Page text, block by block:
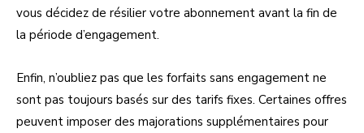
vous décidez de résilier votre abonnement avant la fin de
la période d’engagement.
Enfin, n’oubliez pas que les forfaits sans engagement ne
sont pas toujours basés sur des tarifs fixes. Certaines offres
peuvent imposer des majorations supplémentaires pour